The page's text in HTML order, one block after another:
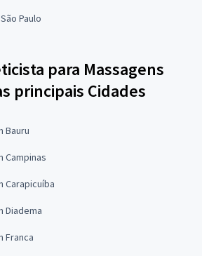
Paulo
para Massagens
principais Cidades
Bauru
Campinas
Carapicuíba
Diadema
Franca